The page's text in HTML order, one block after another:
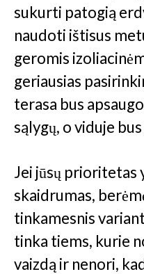
sukurti patogią
naudoti ištisus
geromis
geriausias
terasa bus
sąlygų, o viduje
Jei jūsų prioritetas
skaidrumas,
tinkamesnis
tinka tiems, kurie
vaizdą ir nenori,